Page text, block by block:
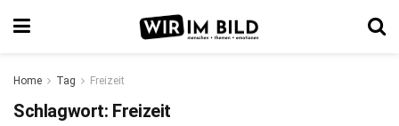
Home Tag Freizeit
Schlagwort: Freizeit